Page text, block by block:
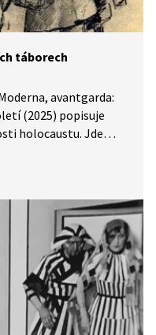
táborech
avantgarda:
(2025) popisuje
holocaustu. Jde
výtvarného umění
která byla
nacistů
výboru